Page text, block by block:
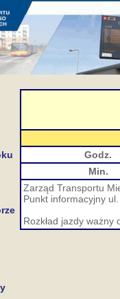
Godz.
Min.
Zarząd Transportu
Punkt informacyjny
Rozkład jazdy ważny